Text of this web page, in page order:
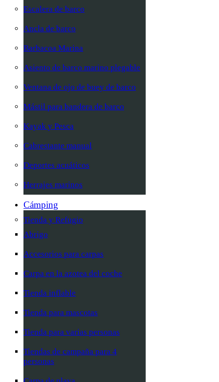
Escalera de barco
Ancla de barco
Barbacoa Marina
Asiento de barco marino plegable
Ventana de ojo de buey de barco
Mástil para bandera de barco
Kayak y Pesca
Cabrestante manual
Deportes acuáticos
Herrajes marinos
Cámping
Tienda y Refugio
Abrigo
Accesorios para carpas
Carpa en la azotea del coche
Tienda inflable
Tienda para mascotas
Tienda para varias personas
Tiendas de campaña para 4
personas